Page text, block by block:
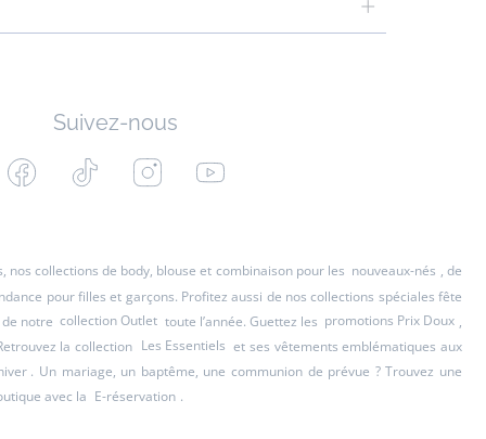
Suivez-nous
Facebook Tiktok InstagramYoutube
collections de body, blouse et combinaison pour les nouveaux-nés , de
pour filles et garçons. Profitez aussi de nos collections spéciales fête
notre collection Outlet toute l’année. Guettez les promotions Prix Doux
la collection Les Essentiels et ses vêtements emblématiques aux
. Un mariage, un baptême, une communion de prévue ? Trouvez une
avec la E-réservation .